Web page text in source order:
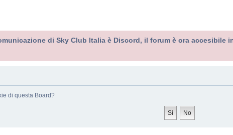
di Sky Club Italia è Discord, il forum è ora accesibile
di questa Board?